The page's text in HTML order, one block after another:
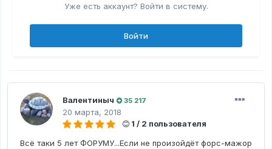
Уже есть аккаунт? Войти в систему.
Войти
Валентиныч 35 217
20 марта, 2018
1 / 2 пользователя
Всё таки 5 лет ФОРУМУ...Если не произойдёт форс-мажор